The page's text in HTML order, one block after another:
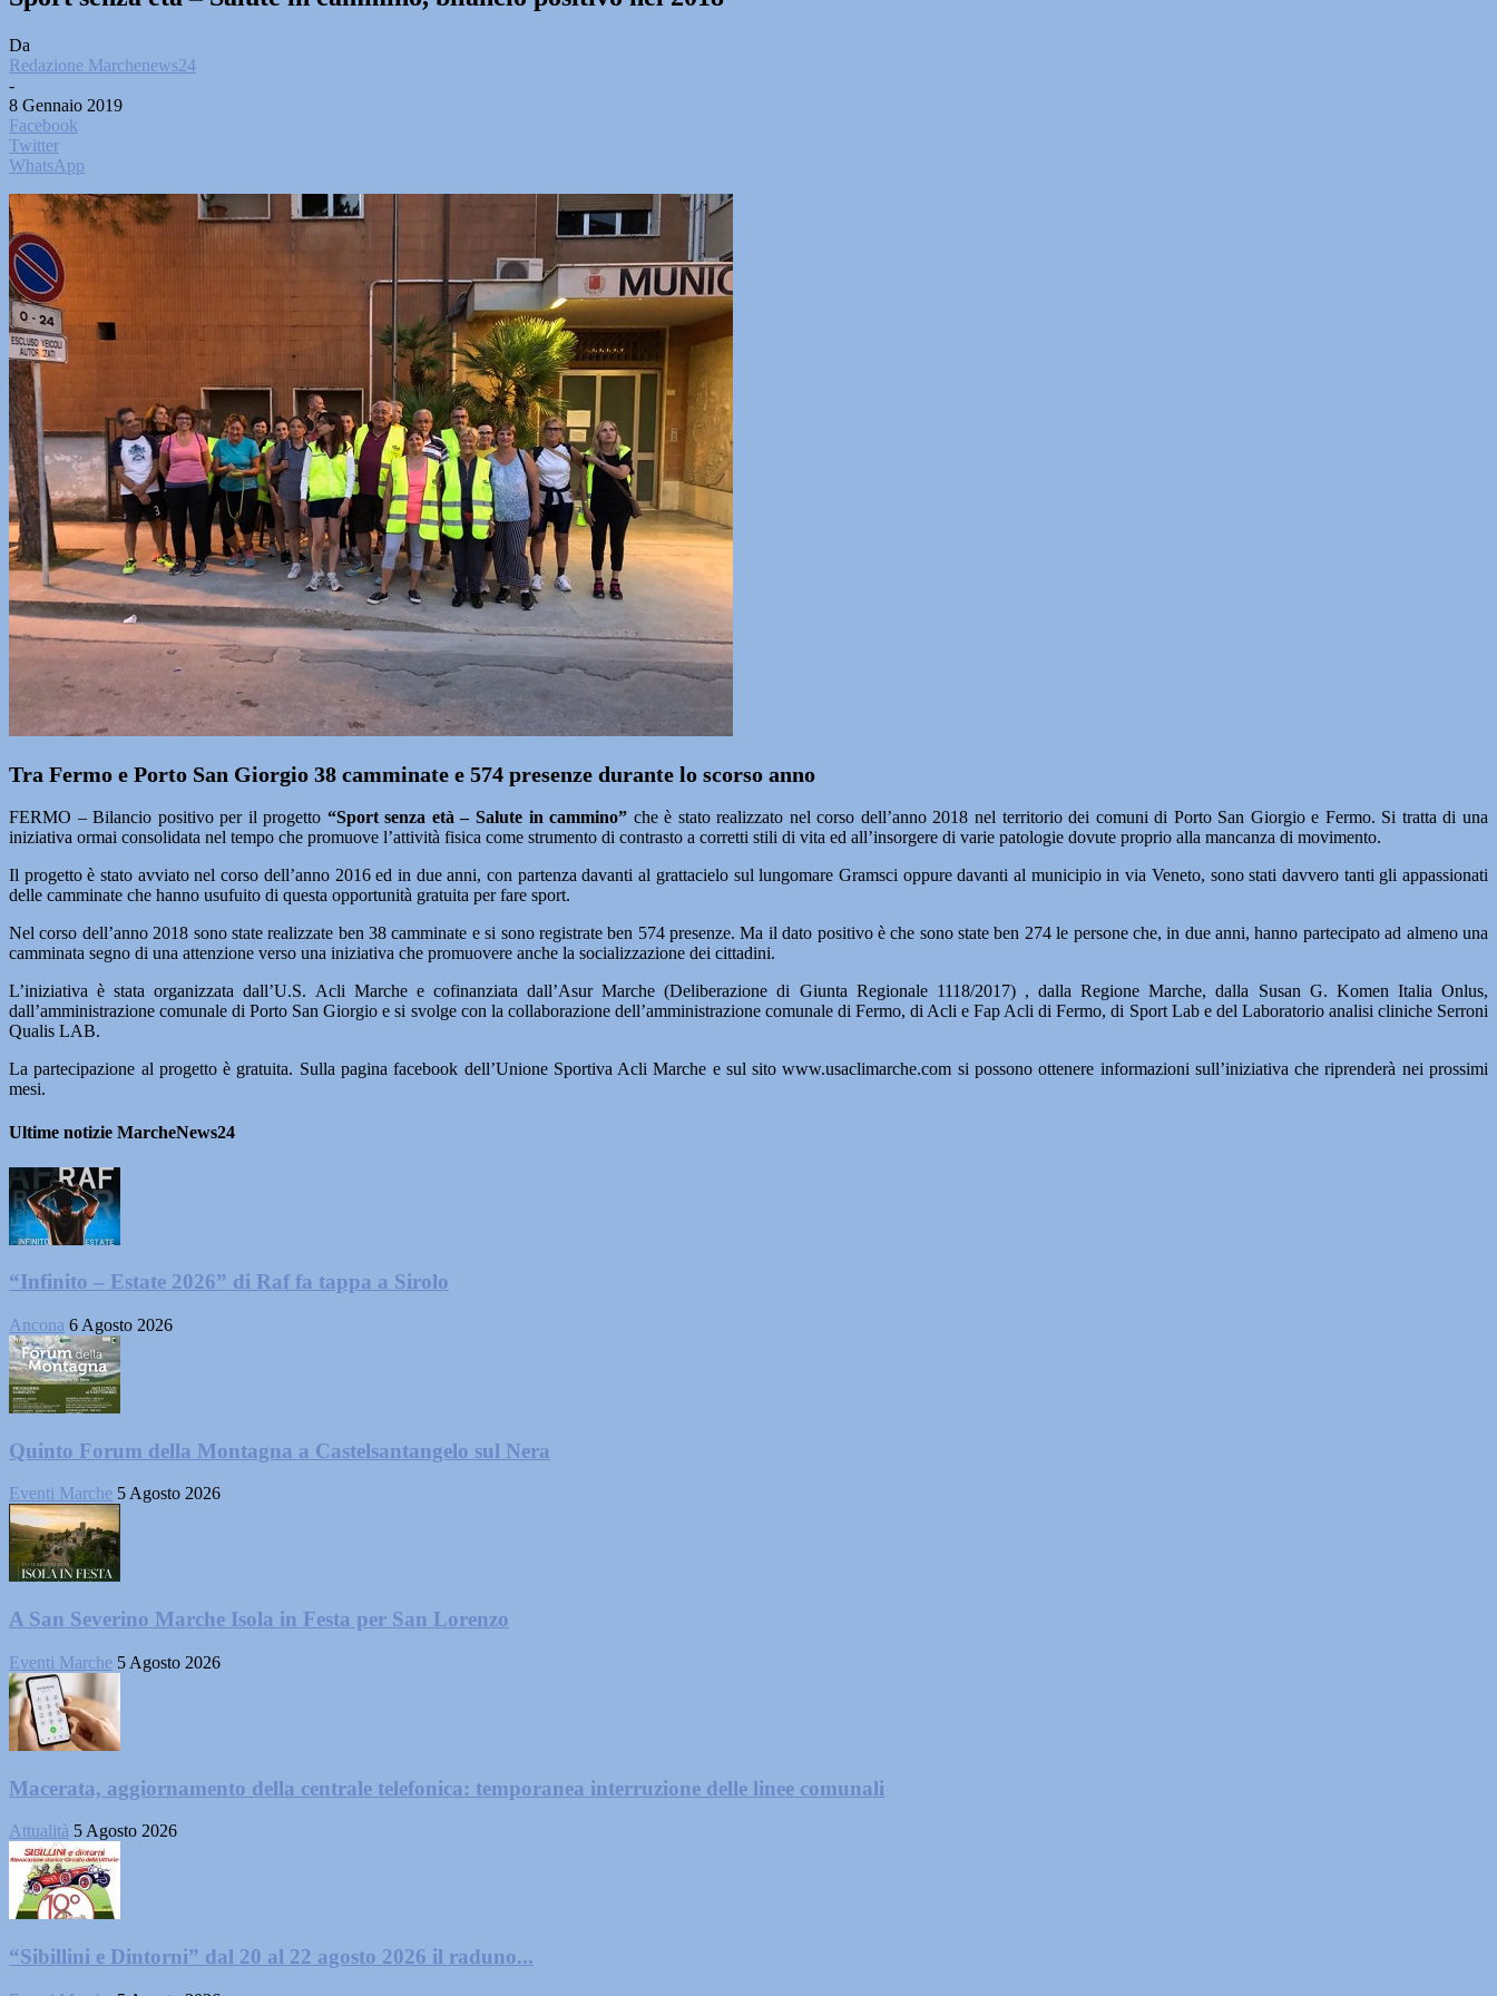
Da
Redazione Marchenews24
-
8 Gennaio 2019
Facebook
Twitter
WhatsApp
Tra Fermo e Porto San Giorgio 38 camminate e 574 presenze durante lo scorso anno
FERMO – Bilancio positivo per il progetto “Sport senza età – Salute in cammino” che è stato realizzato nel corso dell’anno 2018 nel territorio dei comuni di Porto San Giorgio e Fermo. Si tratta di una
iniziativa ormai consolidata nel tempo che promuove l’attività fisica come strumento di contrasto a corretti stili di vita ed all’insorgere di varie patologie dovute proprio alla mancanza di movimento.
Il progetto è stato avviato nel corso dell’anno 2016 ed in due anni, con partenza davanti al grattacielo sul lungomare Gramsci oppure davanti al municipio in via Veneto, sono stati davvero tanti gli appassionati
delle camminate che hanno usufuito di questa opportunità gratuita per fare sport.
Nel corso dell’anno 2018 sono state realizzate ben 38 camminate e si sono registrate ben 574 presenze. Ma il dato positivo è che sono state ben 274 le persone che, in due anni, hanno partecipato ad almeno una
camminata segno di una attenzione verso una iniziativa che promuovere anche la socializzazione dei cittadini.
L’iniziativa è stata organizzata dall’U.S. Acli Marche e cofinanziata dall’Asur Marche (Deliberazione di Giunta Regionale 1118/2017) , dalla Regione Marche, dalla Susan G. Komen Italia Onlus,
dall’amministrazione comunale di Porto San Giorgio e si svolge con la collaborazione dell’amministrazione comunale di Fermo, di Acli e Fap Acli di Fermo, di Sport Lab e del Laboratorio analisi cliniche Serroni
Qualis LAB.
La partecipazione al progetto è gratuita. Sulla pagina facebook dell’Unione Sportiva Acli Marche e sul sito www.usaclimarche.com si possono ottenere informazioni sull’iniziativa che riprenderà nei prossimi
mesi.
Ultime notizie MarcheNews24
“Infinito – Estate 2026” di Raf fa tappa a Sirolo
Ancona 6 Agosto 2026
Quinto Forum della Montagna a Castelsantangelo sul Nera
Eventi Marche 5 Agosto 2026
A San Severino Marche Isola in Festa per San Lorenzo
Eventi Marche 5 Agosto 2026
Macerata, aggiornamento della centrale telefonica: temporanea interruzione delle linee comunali
Attualità 5 Agosto 2026
“Sibillini e Dintorni” dal 20 al 22 agosto 2026 il raduno...